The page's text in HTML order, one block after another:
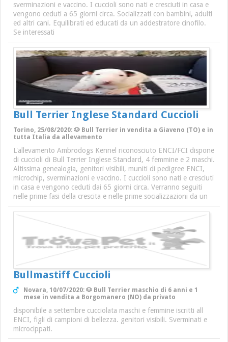
sverminazioni e vaccino. I cuccioli sono nati e cresciuti in casa e
vengono ceduti a 65 giorni circa. Socializzati con bambini, adulti
ed altri cani. Equilibrati ed educati da un addestratore cinofilo.
Se interessati
Bull Terrier Inglese Standard Cuccioli
Torino, 25/08/2020: 🐶 Bull Terrier in vendita a Giaveno (TO) e in
tutta Italia da allevamento
L'allevamento Ambrodogs Kennel riconosciuto ENCI/FCI dispone
di cuccioli di Bull Terrier Inglese Standard, 4 femmine e 2 maschi.
Altissima genealogia, genitori visibili, muniti di pedigree ENCI,
microchip, sverminazioni e vaccino. I cuccioli sono nati e cresciuti
in casa e vengono ceduti dai 65 giorni circa. Verranno seguiti
nelle prime fasi della crescita e nelle prime socializzazioni da un
Bullmastiff Cuccioli
Novara, 10/07/2020: 🐶 Bull Terrier maschio di 6 anni e 1
mese in vendita a Borgomanero (NO) da privato
disponibile a settembre cucciolata maschi e femmine iscritti all
ENCI, figli di campioni di bellezza. genitori visibili. Sverminati e
microcippati.